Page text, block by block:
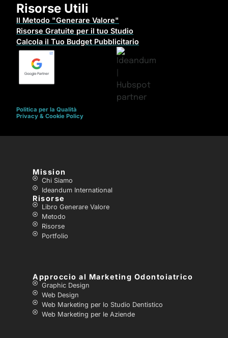
Risorse Utili
Il Metodo "Generare Valore"
Risorse Gratuite per il tuo Studio
Calcola il Tuo Budget Pubblicitario
Politica per la Qualità
Privacy & Cookie Policy
Mission
Chi Siamo
Ideandum International
Risorse
Libro Generare Valore
Metodo
Risorse
Portfolio
Approccio al Marketing Odontoiatrico
Graphic Design
Web Design
Web Marketing per lo Studio Dentistico
Web Marketing per le Aziende